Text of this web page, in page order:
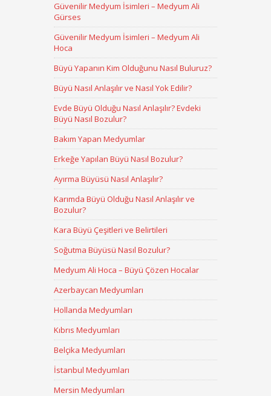
Güvenilir Medyum İsimleri – Medyum Ali
Gürses
Güvenilir Medyum İsimleri – Medyum Ali
Hoca
Büyü Yapanın Kim Olduğunu Nasıl Buluruz?
Büyü Nasıl Anlaşılır ve Nasıl Yok Edilir?
Evde Büyü Olduğu Nasıl Anlaşılır? Evdeki
Büyü Nasıl Bozulur?
Bakım Yapan Medyumlar
Erkeğe Yapılan Büyü Nasıl Bozulur?
Ayırma Büyüsü Nasıl Anlaşılır?
Karımda Büyü Olduğu Nasıl Anlaşılır ve
Bozulur?
Kara Büyü Çeşitleri ve Belirtileri
Soğutma Büyüsü Nasıl Bozulur?
Medyum Ali Hoca – Büyü Çözen Hocalar
Azerbaycan Medyumları
Hollanda Medyumları
Kıbrıs Medyumları
Belçika Medyumları
İstanbul Medyumları
Mersin Medyumları